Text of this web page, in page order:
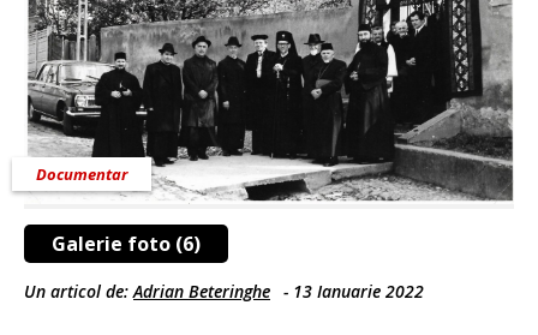
Galerie foto (6)
Documentar
Un articol de:Adrian Beteringhe - 13 Ianuarie 2022